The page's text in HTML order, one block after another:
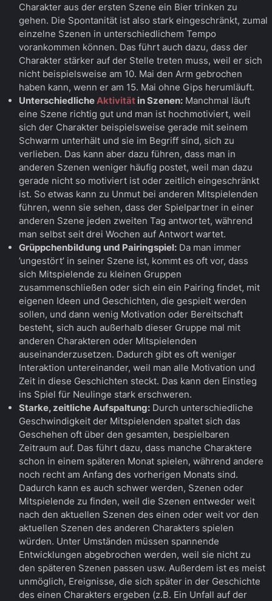
Charakter aus der ersten Szene ein Bier trinken zu
gehen. Die Spontanität ist also stark eingeschränkt, zumal
einzelne Szenen in unterschiedlichem Tempo
vorankommen können. Das führt auch dazu, dass der
Charakter stärker auf der Stelle treten muss, weil er sich
nicht beispielsweise am 10. Mai den Arm gebrochen
haben kann, wenn er am 15. Mai ohne Gips herumläuft.
Unterschiedliche Aktivität in Szenen: Manchmal läuft
eine Szene richtig gut und man ist hochmotiviert, weil
sich der Charakter beispielsweise gerade mit seinem
Schwarm unterhält und sie im Begriff sind, sich zu
verlieben. Das kann aber dazu führen, dass man in
anderen Szenen weniger häufig postet, weil man dazu
gerade nicht so motiviert ist oder zeitlich eingeschränkt
ist. So etwas kann zu Unmut bei anderen Mitspielenden
führen, wenn sie sehen, dass der Spielpartner in einer
anderen Szene jeden zweiten Tag antwortet, während
man selbst seit drei Wochen auf Antwort wartet.
Grüppchenbildung und Pairingspiel: Da man immer
’ungestört’ in seiner Szene ist, kommt es oft vor, dass
sich Mitspielende zu kleinen Gruppen
zusammenschließen oder sich ein ein Pairing findet, mit
eigenen Ideen und Geschichten, die gespielt werden
sollen, und dann wenig Motivation oder Bereitschaft
besteht, sich auch außerhalb dieser Gruppe mal mit
anderen Charakteren oder Mitspielenden
auseinanderzusetzen. Dadurch gibt es oft weniger
Interaktion untereinander, weil man alle Motivation und
Zeit in diese Geschichten steckt. Das kann den Einstieg
ins Spiel für Neulinge stark erschweren.
Starke, zeitliche Aufspaltung: Durch unterschiedliche
Geschwindigkeit der Mitspielenden spaltet sich das
Geschehen oft über den gesamten, bespielbaren
Zeitraum auf. Das führt dazu, dass manche Charaktere
schon in einem späteren Monat spielen, während andere
noch recht am Anfang des vorherigen Monats sind.
Dadurch kann es auch schwer werden, Szenen oder
Mitspielende zu finden, weil die Szenen entweder weit
nach den aktuellen Szenen des einen oder weit vor den
aktuellen Szenen des anderen Charakters spielen
würden. Unter Umständen müssen spannende
Entwicklungen abgebrochen werden, weil sie nicht zu
den späteren Szenen passen usw. Außerdem ist es meist
unmöglich, Ereignisse, die sich später in der Geschichte
des einen Charakters ergeben (z.B. Ein Unfall auf der